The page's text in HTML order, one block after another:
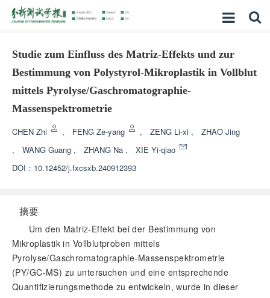
Studie zum Einfluss des Matriz-Effekts und zur
Bestimmung von Polystyrol-Mikroplastik in Vollblut
mittels Pyrolyse/Gaschromatographie-
Massenspektrometrie
CHEN Zhi , FENG Ze-yang , ZENG Li-xi ,
ZHAO Jing
,
WANG Guang , ZHANG Na ,
XIE Yi-qiao
DOI： 10.12452/j.fxcsxb.240912393
摘要
Um den Matriz-Effekt bei der Bestimmung von
Mikroplastik in Vollblutproben mittels
Pyrolyse/Gaschromatographie-Massenspektrometrie
(PY/GC-MS) zu untersuchen und eine entsprechende
Quantifizierungsmethode zu entwickeln, wurde in dieser